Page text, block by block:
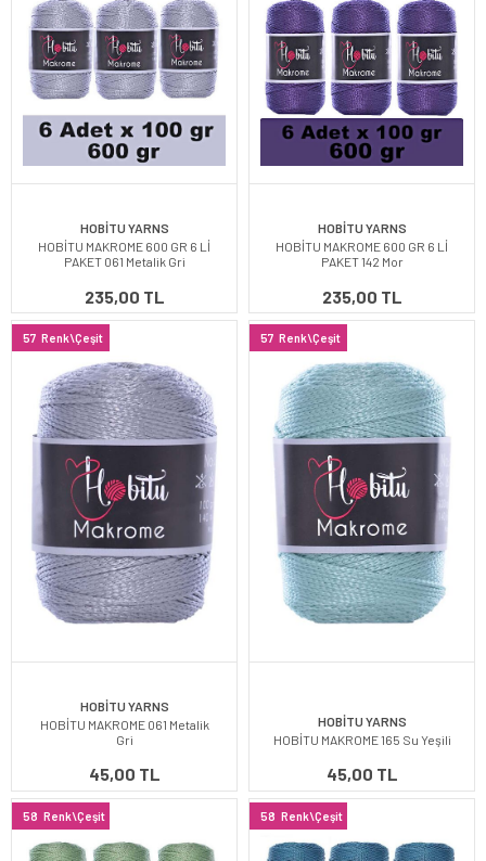
HOBİTU YARNS
HOBİTU MAKROME 600 GR 6 Lİ
PAKET 061 Metalik Gri
235,00 TL
HOBİTU YARNS
HOBİTU MAKROME 600 GR 6 Lİ
PAKET 142 Mor
235,00 TL
57 Renk\Çeşit
HOBİTU YARNS
HOBİTU MAKROME 061 Metalik
Gri
45,00 TL
57 Renk\Çeşit
HOBİTU YARNS
HOBİTU MAKROME 165 Su Yeşili
45,00 TL
58 Renk\Çeşit 58 Renk\Çeşit